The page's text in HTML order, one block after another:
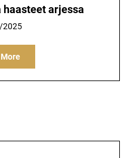
arjessa
2025